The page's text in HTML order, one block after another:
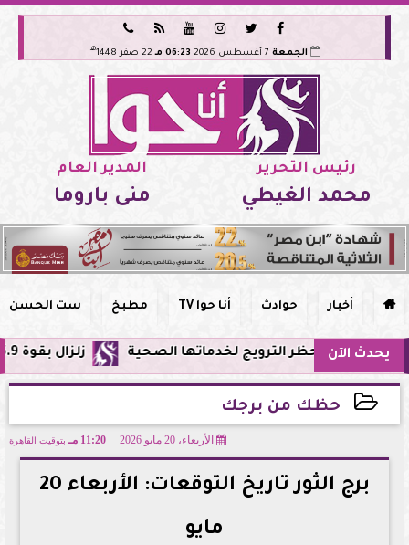






الجمعة 06:23 مـ 22 صفر 1448 هـ
رئيس التحرير
محمد الغيطي
المدير العام
منى باروما
 أخبار حوادث أنا حوا TV مطبخ ست الحسن
يحدث الآن زلزال بقوة 5.9 ريختر يشعر به سكان القاهرة وعدة محافظات.. مركزه شرق البحر المتوسط وحظر الترويج لخدماتها الصحية
حظك من برجك
الأربعاء، 20 مايو 2026 11:20 مـ بتوقيت القاهرة
برج الثور تاريخ التوقعات: الأربعاء 20
مايو